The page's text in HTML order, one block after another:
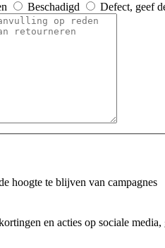
Beschadigd Defect, geef
hoogte te blijven van campagnes
en acties op sociale